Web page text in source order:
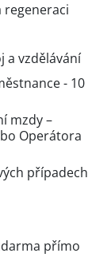
regeneraci
a vzdělávání
- 10
mzdy –
Operátora
případech
přímo